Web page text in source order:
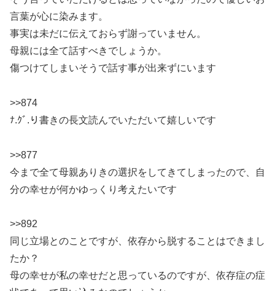
言葉が心に染みます。
事実は未だに伝えておらず謝っていません。
母親には全て話すべきでしょうか。
傷つけてしまいそうで話す事が出来ずにいます
>>874
ﾅ.ｸﾞ.り書きの長文読んでいただいて嬉しいです
>>877
今まで全て母親ありきの選択をしてきてしまったので、自
分の幸せが何かゆっくり考えたいです
>>892
同じ立場とのことですが、依存から脱することはできまし
たか？
母の幸せが私の幸せだと思っているのですが、依存症の症